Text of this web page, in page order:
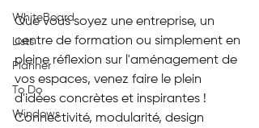
WhiteBoard
Lists
Planner
To Do
Windows
Que vous soyez une entreprise, un
centre de formation ou simplement en
pleine réflexion sur l'aménagement de
vos espaces, venez faire le plein
d'idées concrètes et inspirantes !
Connectivité, modularité, design